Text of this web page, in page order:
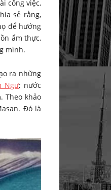
công việc,
sẻ rằng,
để hướng
ẩm thực,
mình.
ra những
Ngư; nước
Theo khảo
Đó là